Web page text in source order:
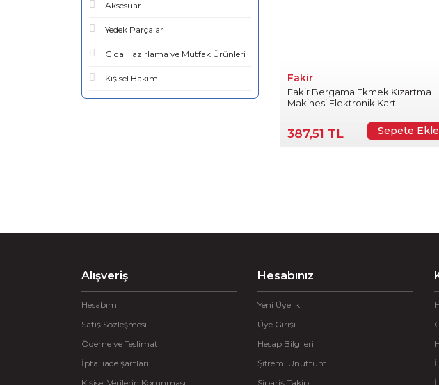
Aksesuar
Yedek Parçalar
Gıda Hazırlama ve Mutfak Ürünleri
Kişisel Bakım Fakir
Fakir Bergama Ekmek Kızartma
Makinesi Elektronik Kart
387,51 TL Sepete Ekle
Alışveriş
Hesabım
Satış Sözleşmesi
Ödeme ve Teslimat
İptal iade şartları
Kişisel Verilerin Korunması
Hesabınız
Yeni Üyelik
Üye Girişi
Hesap Bilgileri
Şifremi Unuttum
Sipariş Takip